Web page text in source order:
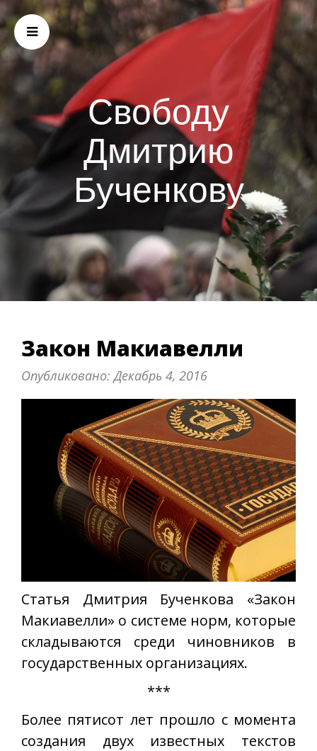
Свободу
Дмитрию
Бученкову
Закон Макиавелли
Опубликовано:Декабрь 4, 2016
Статья Дмитрия Бученкова «Закон
Макиавелли» о системе норм, которые
складываются среди чиновников в
государственных организациях.
***
Более пятисот лет прошло с момента
создания двух известных текстов